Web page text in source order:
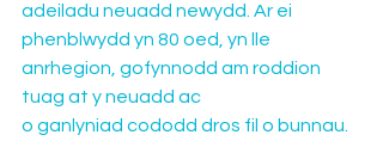
adeiladu neuadd newydd. Ar ei
phenblwydd yn 80 oed, yn lle
anrhegion, gofynnodd am roddion
tuag at y neuadd ac
o ganlyniad cododd dros fil o bunnau.